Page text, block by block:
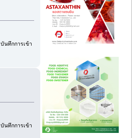
บันทึกการเข้า
บันทึกการเข้า